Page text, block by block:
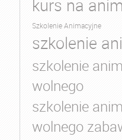
kurs na
Szkolenie Animacyjne
szkolenie
szkolenie
wolnego
szkolenie
wolnego